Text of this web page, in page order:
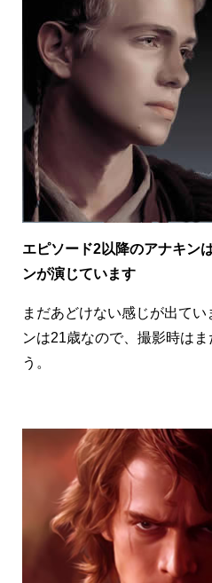
エピソード2以降のアナキン
ンが演じています
まだあどけない感じが出て
ンは21歳なので、撮影時は
う。